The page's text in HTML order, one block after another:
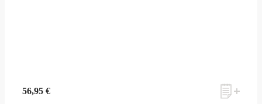
56,95 €